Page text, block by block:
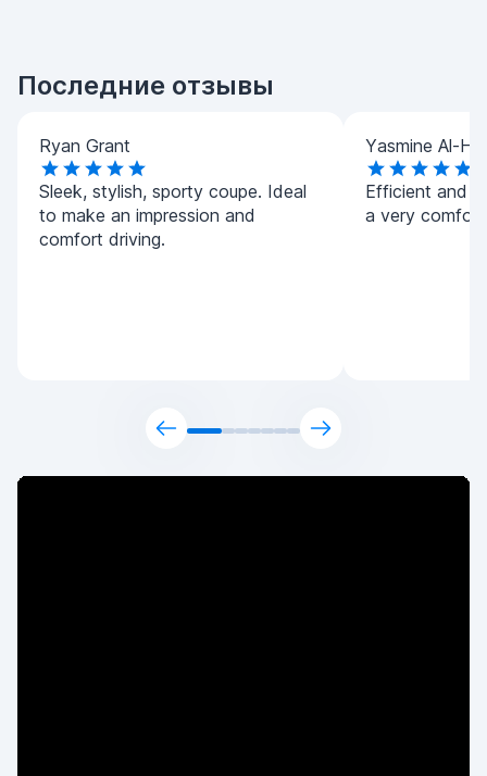
Последние отзывы
Ryan Grant
Sleek, stylish, sporty coupe. Ideal
to make an impression and
comfort driving.
Yasmine Al-
Efficient and
a very